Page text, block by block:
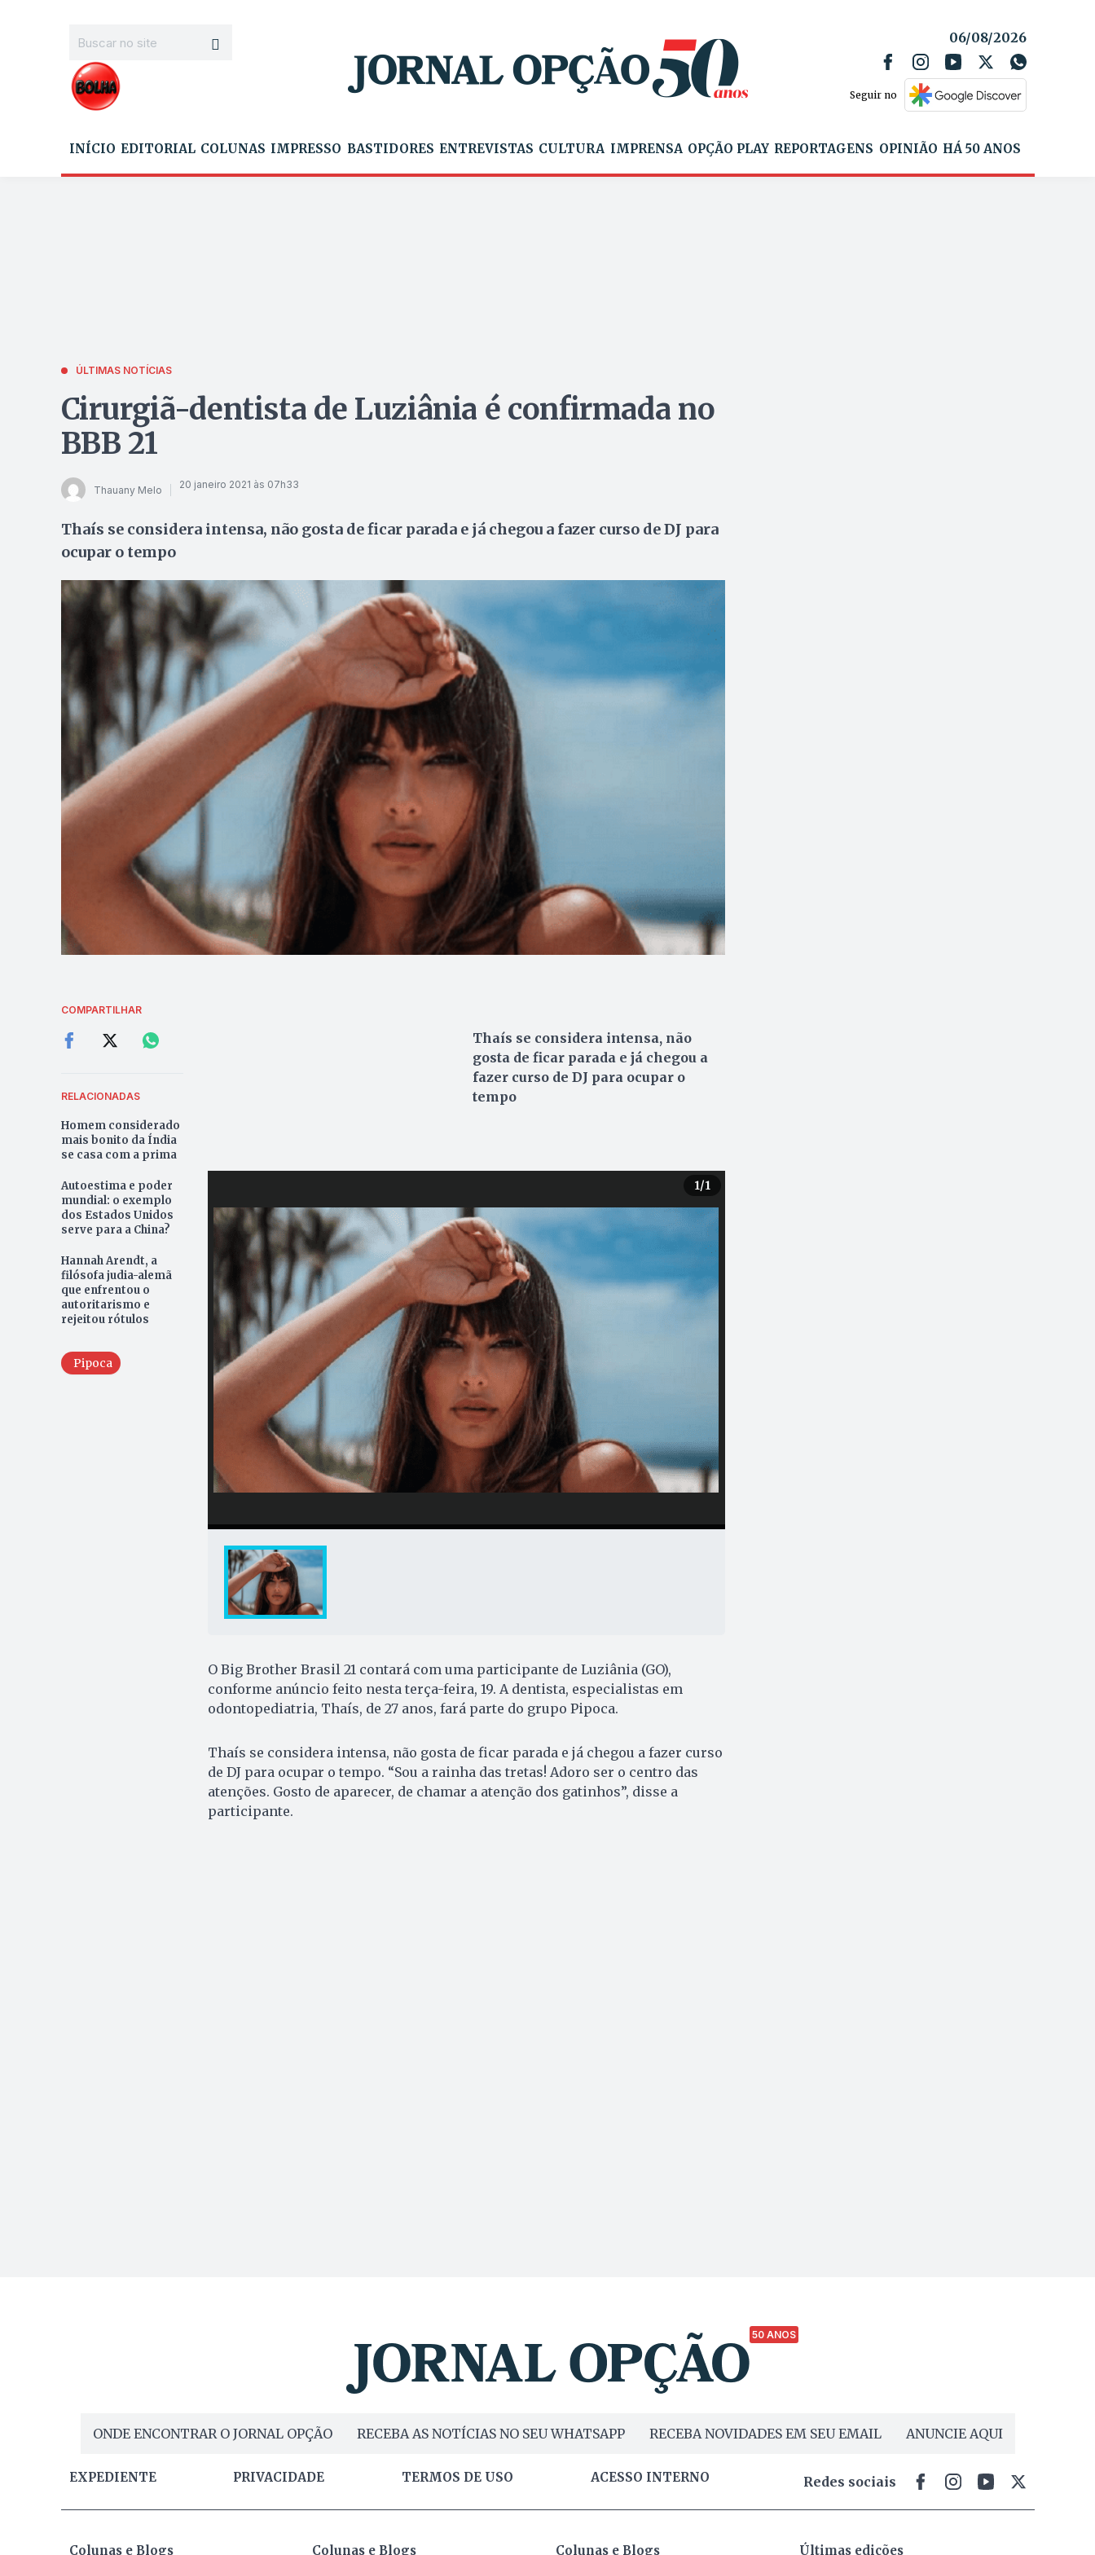
06/08/2026
Seguir no
INÍCIO EDITORIAL COLUNAS IMPRESSO BASTIDORES ENTREVISTAS CULTURA IMPRENSA OPÇÃO PLAY REPORTAGENS OPINIÃO HÁ 50 ANOS
ÚLTIMAS NOTÍCIAS
Cirurgiã-dentista de Luziânia é confirmada no
BBB 21
Thauany Melo 20 janeiro 2021 às 07h33
Thaís se considera intensa, não gosta de ficar parada e já chegou a fazer curso de DJ para
ocupar o tempo
COMPARTILHAR
RELACIONADAS
Homem considerado
mais bonito da Índia
se casa com a prima
Autoestima e poder
mundial: o exemplo
dos Estados Unidos
serve para a China?
Hannah Arendt, a
filósofa judia-alemã
que enfrentou o
autoritarismo e
rejeitou rótulos
Pipoca
Thaís se considera intensa, não
gosta de ficar parada e já chegou a
fazer curso de DJ para ocupar o
tempo
1/1
O Big Brother Brasil 21 contará com uma participante de Luziânia (GO),
conforme anúncio feito nesta terça-feira, 19. A dentista, especialistas em
odontopediatria, Thaís, de 27 anos, fará parte do grupo Pipoca.
Thaís se considera intensa, não gosta de ficar parada e já chegou a fazer curso
de DJ para ocupar o tempo. “Sou a rainha das tretas! Adoro ser o centro das
atenções. Gosto de aparecer, de chamar a atenção dos gatinhos”, disse a
participante.
50 ANOS
ONDE ENCONTRAR O JORNAL OPÇÃO RECEBA AS NOTÍCIAS NO SEU WHATSAPP RECEBA NOVIDADES EM SEU EMAIL ANUNCIE AQUI
EXPEDIENTE PRIVACIDADE TERMOS DE USO ACESSO INTERNO Redes sociais
Colunas e Blogs Colunas e Blogs Colunas e Blogs Últimas edições